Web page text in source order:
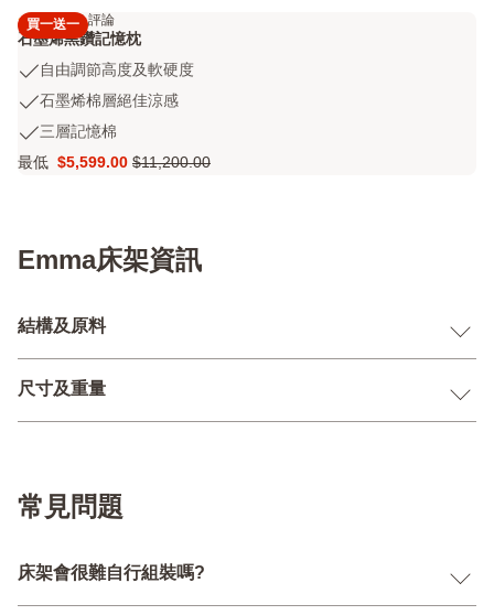
設
計
選
$9,839.00
$12,300.00
買一送一
4.3
out
of
2666
評
4.32666 評論
石墨烯黑鑽記憶枕
自
調
節
高
度
自由調節高度及軟硬度
石
烯
棉
涼
石墨烯棉層絕佳涼感
三
層
記
三層記憶棉
最低
Price
$5,599.00
原
$11,200.00
Emma床架資訊
結構及原料
尺寸及重量
常見問題
床架會很難自行組裝嗎?